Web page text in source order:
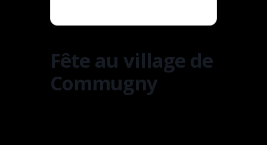
Fête au village de
Commugny